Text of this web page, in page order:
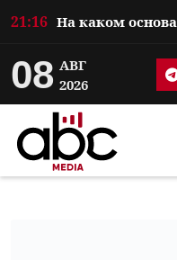
21:16
08 АВГ
2026